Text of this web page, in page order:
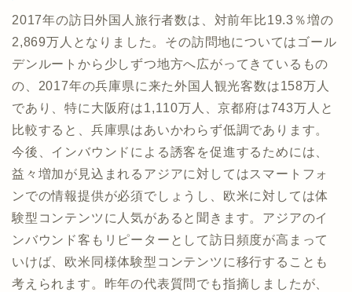
2017年の訪日外国人旅行者数は、対前年比19.3％増の
2,869万人となりました。その訪問地についてはゴール
デンルートから少しずつ地方へ広がってきているもの
の、2017年の兵庫県に来た外国人観光客数は158万人
であり、特に大阪府は1,110万人、京都府は743万人と
比較すると、兵庫県はあいかわらず低調であります。
今後、インバウンドによる誘客を促進するためには、
益々増加が見込まれるアジアに対してはスマートフォ
ンでの情報提供が必須でしょうし、欧米に対しては体
験型コンテンツに人気があると聞きます。アジアのイ
ンバウンド客もリピーターとして訪日頻度が高まって
いけば、欧米同様体験型コンテンツに移行することも
考えられます。昨年の代表質問でも指摘しましたが、